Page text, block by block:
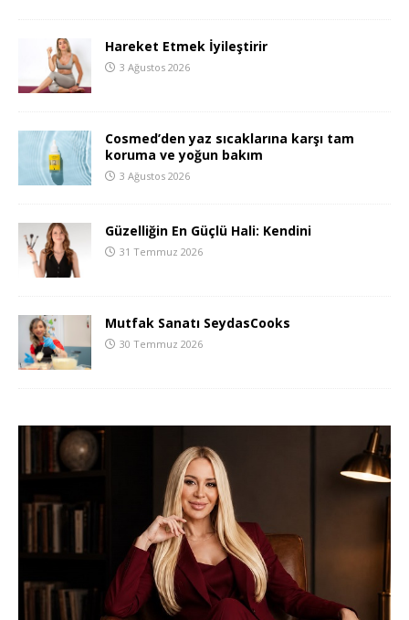
Hareket Etmek İyileştirir
3 Ağustos 2026
Cosmed’den yaz sıcaklarına karşı tam
koruma ve yoğun bakım
3 Ağustos 2026
Güzelliğin En Güçlü Hali: Kendini
31 Temmuz 2026
Mutfak Sanatı SeydasCooks
30 Temmuz 2026